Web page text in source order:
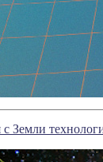
с Земли